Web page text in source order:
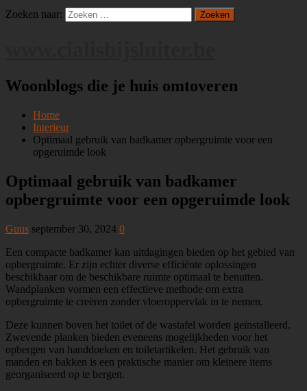
Zoeken naar:
Woonblogs die je huis omtoveren
Home
Interieur
Optimaal gebruik van badkamer opbergruimte voor een
opgeruimde look
Optimaal gebruik van badkamer
opbergruimte voor een opgeruimde look
Guus september 30, 2024 0
Een compacte badkamer kan uitdagingen bieden op het gebied van
opbergruimte. Er zijn echter diverse efficiënte oplossingen
beschikbaar om de beschikbare ruimte optimaal te benutten.
Wandplanken vormen een effectieve methode om extra
opbergruimte te creëren zonder vloeroppervlak in te nemen.
Deze kunnen boven het toilet of de wastafel worden geïnstalleerd.
Zwevende planken bieden eveneens mogelijkheden voor het
opbergen van handdoeken en toiletartikelen. Het gebruik van
manden en bakken is een praktische manier om kleinere items
georganiseerd op te bergen.